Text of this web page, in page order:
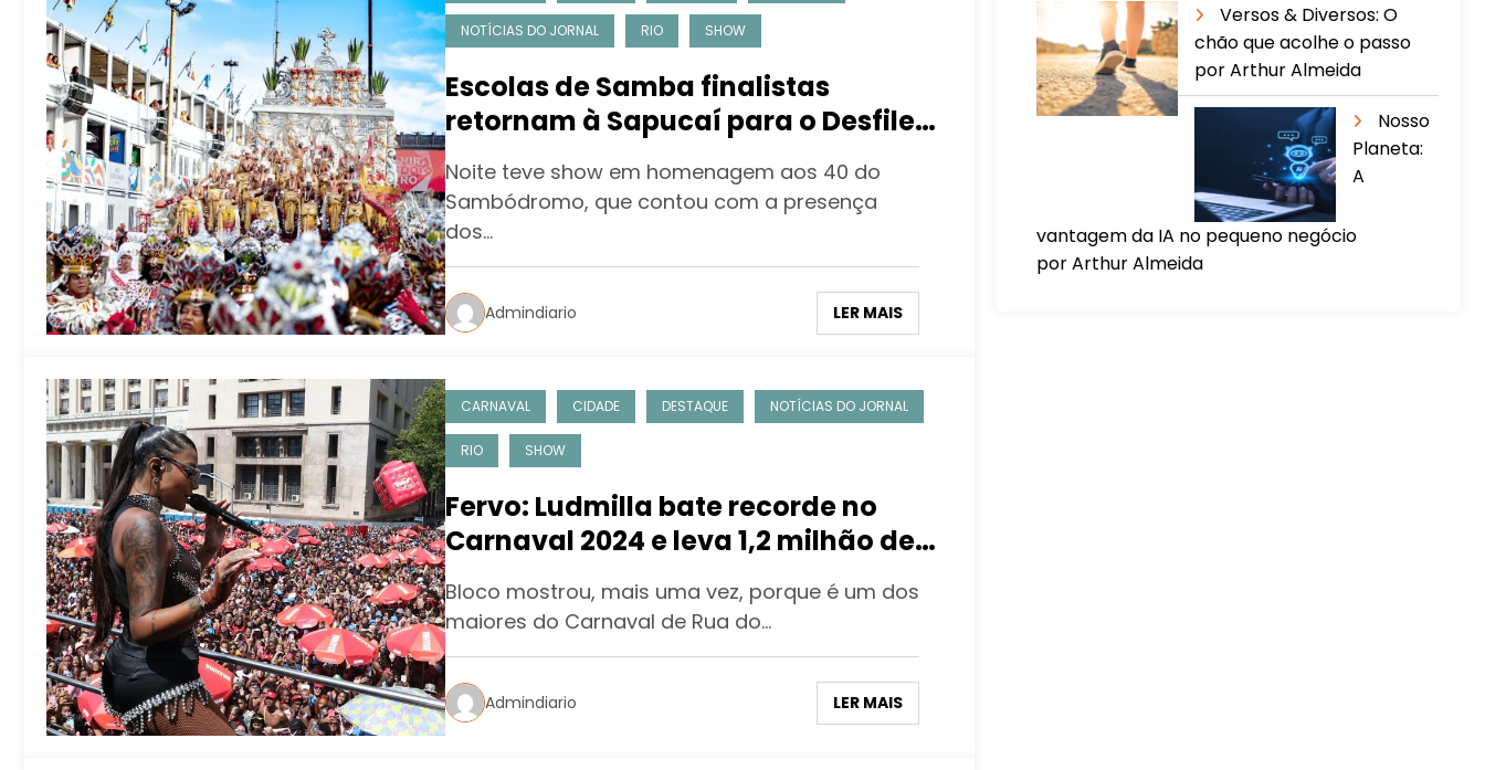
NOTÍCIAS DO JORNAL RIO SHOW
Escolas de Samba finalistas
retornam à Sapucaí para o Desfile
das Campeãs
Noite teve show em homenagem aos 40 do
Sambódromo, que contou com a presença
dos…
Admindiario LER MAIS
CARNAVAL CIDADE DESTAQUE NOTÍCIAS DO JORNAL
RIO SHOW
Fervo: Ludmilla bate recorde no
Carnaval 2024 e leva 1,2 milhão de
pessoas às ruas do Rio de Janeiro
Bloco mostrou, mais uma vez, porque é um dos
maiores do Carnaval de Rua do…
Admindiario LER MAIS
Versos & Diversos: O
chão que acolhe o passo
por Arthur Almeida
Nosso
Planeta:
A
vantagem da IA no pequeno negócio
por Arthur Almeida